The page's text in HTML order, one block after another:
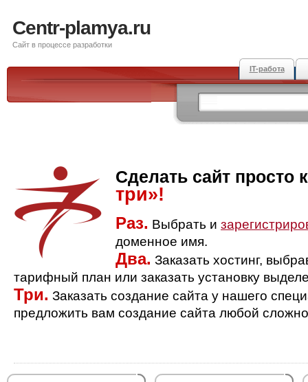
Centr-plamya.ru
Сайт в процессе разработки
IT-работа
Сделать сайт просто
три»!
Раз. Выбрать и
доменное имя.
Два. Заказать хостинг,
тарифный план или заказать установку
Три. Заказать создание сайта у нашего
предложить вам создание сайта любой